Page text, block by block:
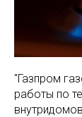
"Газпром
работы по